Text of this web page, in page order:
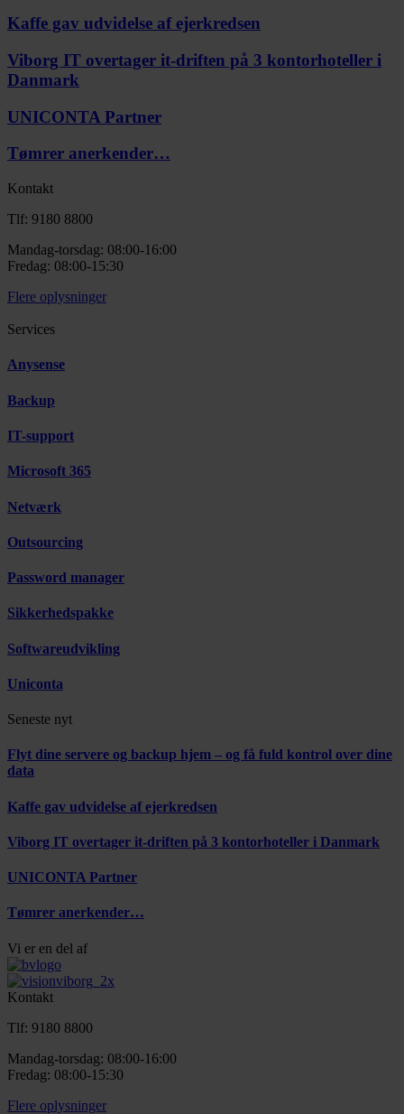
Kaffe gav udvidelse af ejerkredsen
Viborg IT overtager it-driften på 3 kontorhoteller i
Danmark
UNICONTA Partner
Tømrer anerkender…
Kontakt
Tlf: 9180 8800
Mandag-torsdag: 08:00-16:00
Fredag: 08:00-15:30
Flere oplysninger
Services
Anysense
Backup
IT-support
Microsoft 365
Netværk
Outsourcing
Password manager
Sikkerhedspakke
Softwareudvikling
Uniconta
Seneste nyt
Flyt dine servere og backup hjem – og få fuld kontrol over dine
data
Kaffe gav udvidelse af ejerkredsen
Viborg IT overtager it-driften på 3 kontorhoteller i Danmark
UNICONTA Partner
Tømrer anerkender…
Vi er en del af
Kontakt
Tlf: 9180 8800
Mandag-torsdag: 08:00-16:00
Fredag: 08:00-15:30
Flere oplysninger